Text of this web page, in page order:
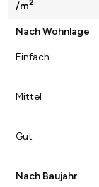
/m2
Nach Wohnlage
Einfach
Mittel
Gut
Nach Baujahr